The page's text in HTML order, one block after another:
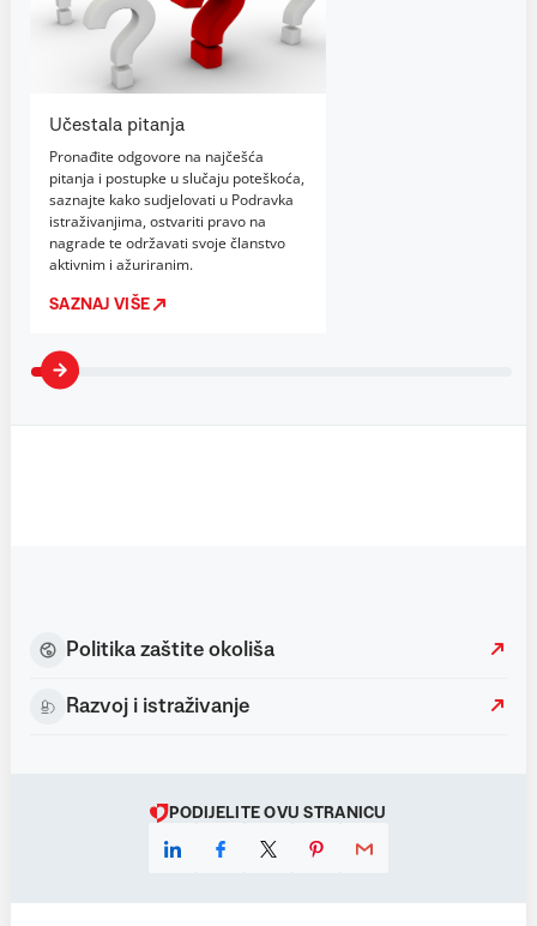
Učestala pitanja
Pronađite odgovore na najčešća
pitanja i postupke u slučaju poteškoća,
saznajte kako sudjelovati u Podravka
istraživanjima, ostvariti pravo na
nagrade te održavati svoje članstvo
aktivnim i ažuriranim.
SAZNAJ VIŠE
Politika zaštite okoliša
Razvoj i istraživanje
PODIJELITE OVU STRANICU